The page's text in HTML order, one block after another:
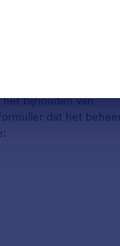
bijhouden van
dat het beheer